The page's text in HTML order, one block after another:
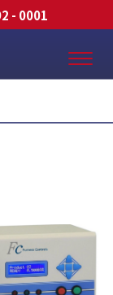
- 0001